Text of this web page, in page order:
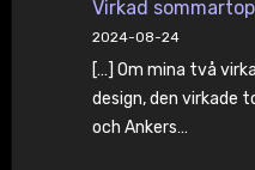
Virkad
2024-08-24
[…] Om mina två
design, den virkade
och Ankers…